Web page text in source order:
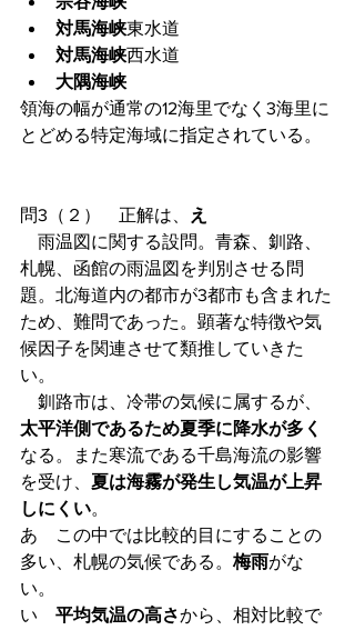
対馬海峡東水道
対馬海峡西水道
大隅海峡
領海の幅が通常の12海里でなく3海里に
とどめる特定海域に指定されている。
問3（２）　正解は、
え
雨温図に関する設問。青森、釧路、
札幌、函館の雨温図を判別させる問
題。北海道内の都市が3都市も含まれた
ため、難問であった。顕著な特徴や気
候因子を関連させて類推していきた
い。
釧路市は、冷帯の気候に属するが、
太平洋側であるため夏季に降水が多く
なる。また寒流である千島海流の影響
を受け、 夏は海霧が発生し気温が上昇
しにくい。
あ　この中では比較的目にすることの
多い、札幌の気候である。 梅雨がな
い。
い 平均気温の高さから、相対比較で